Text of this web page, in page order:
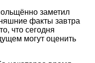
заметил
факты завтра
что сегодня
могут оценить